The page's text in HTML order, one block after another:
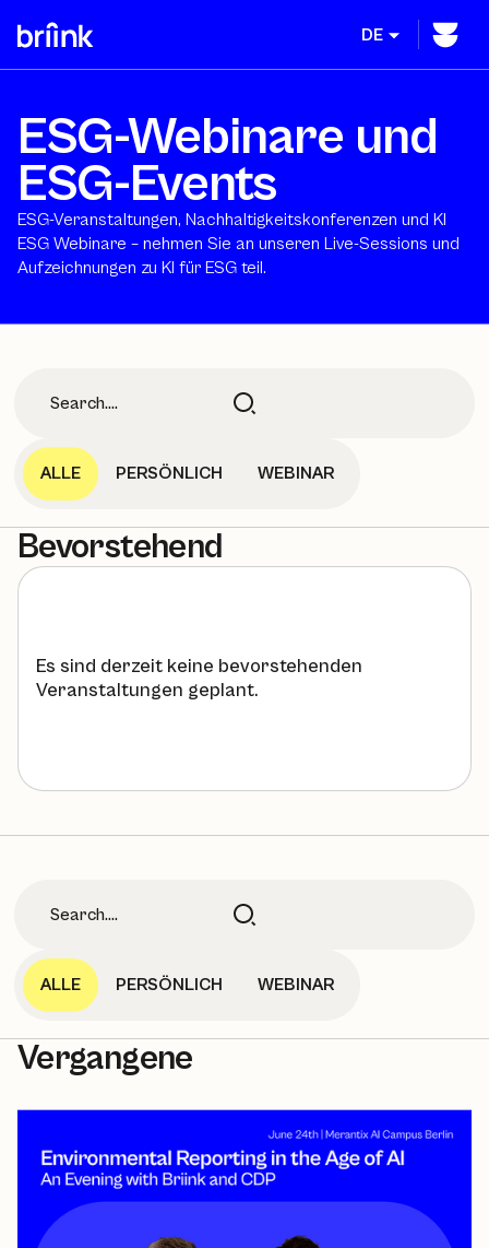
DE
ESG-Webinare und
ESG-Events
ESG-Veranstaltungen, Nachhaltigkeitskonferenzen und KI
ESG Webinare – nehmen Sie an unseren Live-Sessions und
Aufzeichnungen zu KI für ESG teil.
ALLE PERSÖNLICH WEBINAR
Bevorstehend
Es sind derzeit keine bevorstehenden
Veranstaltungen geplant.
ALLE PERSÖNLICH WEBINAR
Vergangene